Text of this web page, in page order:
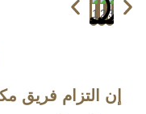
إن التزام فريق